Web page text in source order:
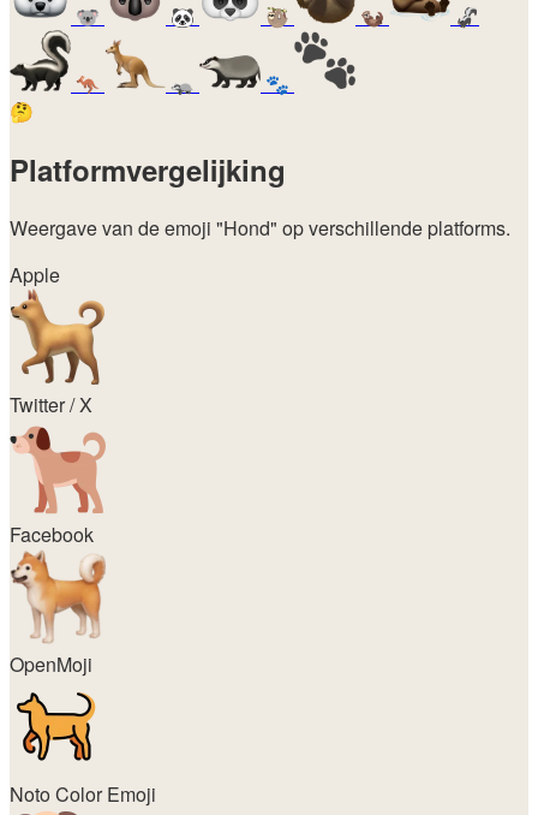
🐨 🐼 🦥 🦦 🦨
🦘 🦡
🐾
🤔
Platformvergelijking
Weergave van de emoji "Hond" op verschillende platforms.
Apple
Twitter / X
Facebook
OpenMoji
Noto Color Emoji